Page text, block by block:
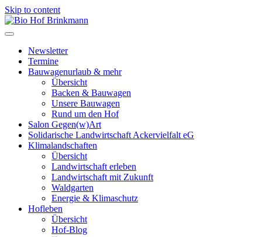
Skip to content
Newsletter
Termine
Bauwagenurlaub & mehr
Übersicht
Backen & Bauwagen
Unsere Bauwagen
Rund um den Hof
Salon Gegen(w)Art
Solidarische Landwirtschaft Ackervielfalt eG
Klimalandschaften
Übersicht
Landwirtschaft erleben
Landwirtschaft mit Zukunft
Waldgarten
Energie & Klimaschutz
Hofleben
Übersicht
Hof-Blog